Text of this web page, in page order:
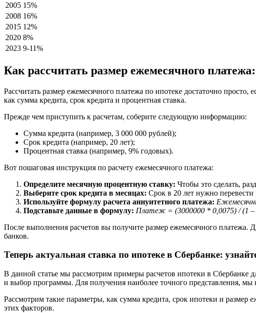
2005 15%
2008 16%
2015 12%
2020 8%
2023 9-11%
Как рассчитать размер ежемесячного
Рассчитать размер ежемесячного платежа по ипотеке достаточно
как сумма кредита, срок кредита и процентная ставка.
Прежде чем приступить к расчетам, соберите следующую информацию:
Сумма кредита (например, 3 000 000 рублей);
Срок кредита (например, 20 лет);
Процентная ставка (например, 9% годовых).
Вот пошаговая инструкция по расчету ежемесячного платежа:
Определите месячную процентную ставку: Чтобы это сделать,
Выберите срок кредита в месяцах: Срок в 20 лет нужно
Используйте формулу расчета аннуитетного платежа:
Подставьте данные в формулу: Платеж = (3000000 * 0,0075) / (1 –
После выполнения расчетов вы получите размер ежемесячного платежа.
банков.
Теперь актуальная ставка по ипотеке в Сбербанке:
В данной статье мы рассмотрим примеры расчетов ипотеки в Сбербанке
и выбор программы. Для получения наиболее точного представления,
Рассмотрим такие параметры, как сумма кредита, срок ипотеки и
этих факторов.